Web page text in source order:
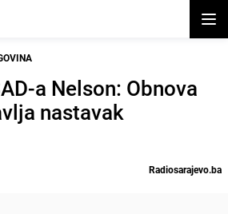
a Nelson: Obnova
nastavak
Radiosarajevo.ba